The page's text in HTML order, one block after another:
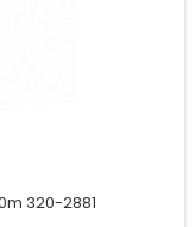
320-2881